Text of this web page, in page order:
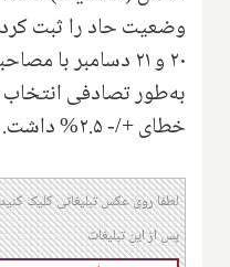
وضعیت حاد را ثبت
به‌طور تصادفی انتخاب
خطای +/- ۲.۵% داشت.
لطفا روی عکس تبلیغاتی کلیک
پس از این تبلیغات